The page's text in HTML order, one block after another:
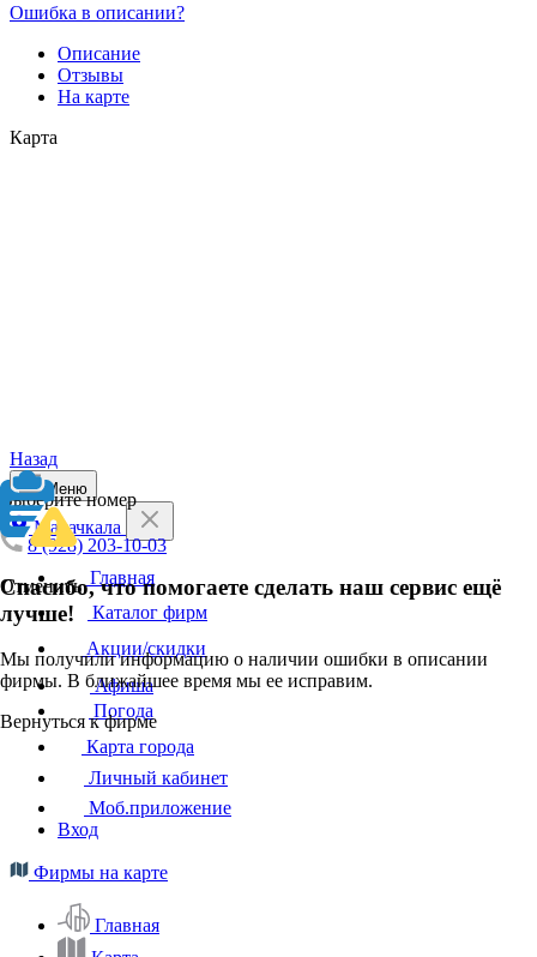
Ошибка в описании?
Описание
Отзывы
На карте
Карта
Назад
Выберите номер
8 (928) 203-10-03
Отменить
Спасибо, что помогаете сделать наш сервис ещё
лучше!
Мы получили информацию о наличии ошибки в описании
фирмы. В ближайшее время мы ее исправим.
Вернуться к фирме
Меню
Махачкала
Главная
Каталог фирм
Акции/скидки
Афиша
Погода
Карта города
Личный кабинет
Моб.приложение
Вход
Фирмы на карте
Главная